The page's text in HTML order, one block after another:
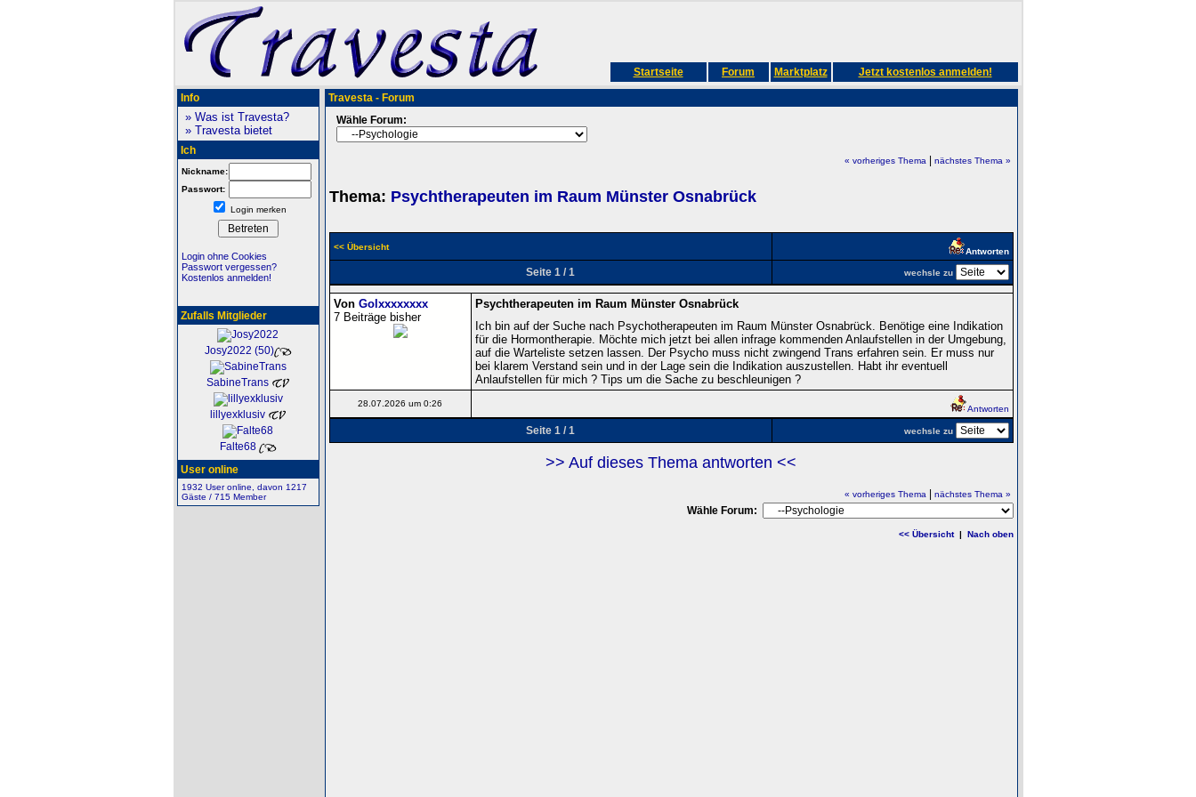
Startseite Forum Marktplatz Jetzt kostenlos anmelden!
Info
» Was ist Travesta?
» Travesta bietet
Ich
Nickname:
Passwort:
Login merken
Login ohne Cookies
Passwort vergessen?
Kostenlos anmelden!
Zufalls Mitglieder
Josy2022 (50)
SabineTrans
lillyexklusiv
Falte68
User online
1932 User online, davon 1217
Gäste / 715 Member
Travesta - Forum
Wähle Forum:
« vorheriges Thema| nächstes Thema »
Thema: Psychtherapeuten im Raum Münster Osnabrück
<< Übersicht Antworten
Seite 1 / 1 wechsle zu
Von Golxxxxxxxx
7 Beiträge bisher
Psychtherapeuten im Raum Münster Osnabrück
Ich bin auf der Suche nach Psychotherapeuten im Raum Münster Osnabrück. Benötige eine Indikation
für die Hormontherapie. Möchte mich jetzt bei allen infrage kommenden Anlaufstellen in der Umgebung,
auf die Warteliste setzen lassen. Der Psycho muss nicht zwingend Trans erfahren sein. Er muss nur
bei klarem Verstand sein und in der Lage sein die Indikation auszustellen. Habt ihr eventuell
Anlaufstellen für mich ? Tips um die Sache zu beschleunigen ?
28.07.2026 um 0:26
Antworten
Seite 1 / 1 wechsle zu
>> Auf dieses Thema antworten <<
« vorheriges Thema| nächstes Thema »
Wähle Forum:
<< Übersicht| Nach oben